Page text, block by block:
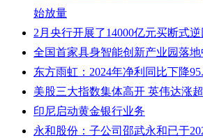
始放量
2月央行开展了14000亿元买断式
全国首家具身智能创新产业园落
东方雨虹：2024年净利同比下降
美股三大指数集体高开 英伟达涨
印尼启动黄金银行业务
永和股份：子公司邵武永和已于